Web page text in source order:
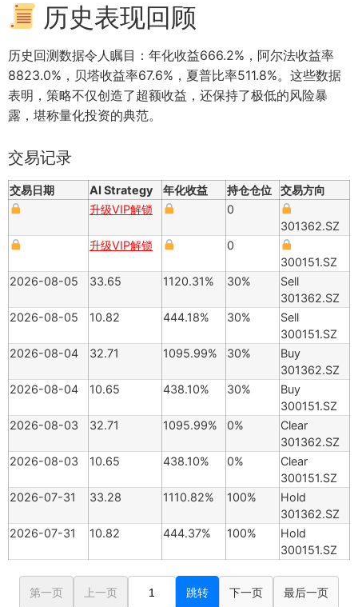
历史表现回顾
历史回测数据令人瞩目：年化收益666.2%，阿尔法收益率
8823.0%，贝塔收益率67.6%，夏普比率511.8%。这些数据
表明，策略不仅创造了超额收益，还保持了极低的风险暴
露，堪称量化投资的典范。
交易记录
交易日期 AI Strategy 年化收益 持仓仓位
交易方向
升级VIP解锁
0
301362.SZ
升级VIP解锁
0
300151.SZ
2026-08-05
33.65 1120.31% 30%
Sell
301362.SZ
2026-08-05
10.82 444.18% 30%
Sell
300151.SZ
2026-08-04
32.71 1095.99% 30%
Buy
301362.SZ
2026-08-04
10.65 438.10% 30%
Buy
300151.SZ
2026-08-03
32.71 1095.99% 0%
Clear
301362.SZ
2026-08-03
10.65 438.10% 0%
Clear
300151.SZ
2026-07-31
33.28 1110.82% 100%
Hold
301362.SZ
2026-07-31
10.82 444.37% 100%
Hold
300151.SZ
第一页 上一页 跳转 下一页 最后一页